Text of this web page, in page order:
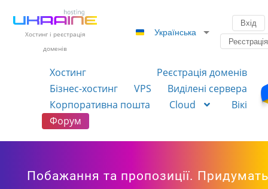
Хостинг і реєстрація
доменів
Українська
Вхід
Реєстрація
Хостинг
Реєстрація доменів
Бізнес-хостинг
VPS
Виділені сервера
Корпоративна пошта
Cloud
Вікі
Форум
Побажання та пропозиції.